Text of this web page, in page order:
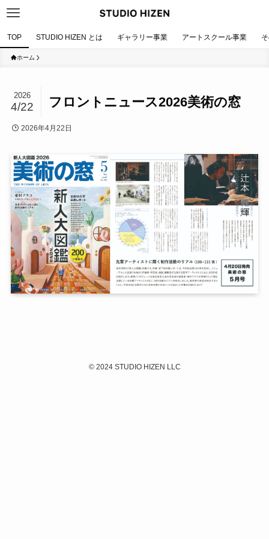
TOP STUDIO HIZEN とは ギャラリー事業 アートスクール事業
ホーム
フロントニュース2026美術の窓
2026
4/22
2026年4月22日
©2024 STUDIO HIZEN LLC